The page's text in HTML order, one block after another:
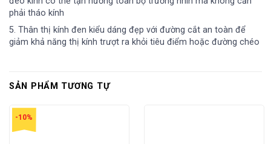
phải tháo kính
5. Thân thị kính đen kiểu dáng đẹp với đường cắt an toàn để
giảm khả năng thị kính trượt ra khỏi tiêu điểm hoặc đường chéo
SẢN PHẨM TƯƠNG TỰ
-10%